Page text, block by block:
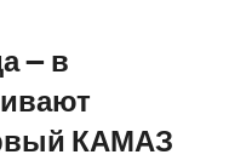
— в
КАМАЗ